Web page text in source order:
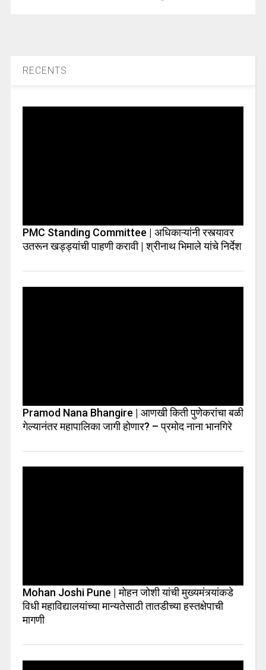
RECENTS
PMC Standing Committee | अधिकाऱ्यांनी रस्त्यावर
उतरून खड्ड्यांची पाहणी करावी | श्रीनाथ भिमाले यांचे निर्देश
Pramod Nana Bhangire | आणखी किती पुणेकरांचा बळी
गेल्यानंतर महापालिका जागी होणार? – प्रमोद नाना भानगिरे
Mohan Joshi Pune | मोहन जोशी यांची मुख्यमंत्र्यांकडे
विधी महाविद्यालयांच्या मान्यतेसाठी तातडीच्या हस्तक्षेपाची
मागणी